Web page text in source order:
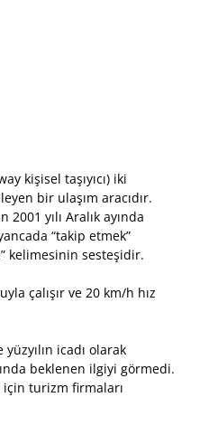
kişisel taşıyıcı) iki
bir ulaşım aracıdır.
yılı Aralık ayında
“takip etmek”
kelimesinin sesteşidir.
çalışır ve 20 km/h hız
icadı olarak
beklenen ilgiyi görmedi.
turizm firmaları